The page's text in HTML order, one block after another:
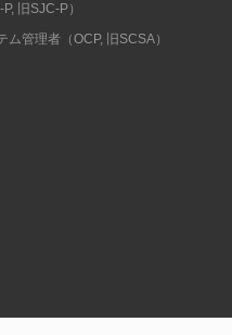
旧SJC-P）
管理者（OCP, 旧SCSA）